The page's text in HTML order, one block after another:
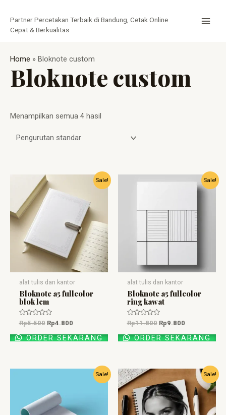
konten
Partner Percetakan Terbaik di Bandung, Cetak Online
Cepat & Berkualitas
Home » Bloknote custom
Bloknote custom
Menampilkan semua 4 hasil
Sale!
alat tulis dan kantor
Bloknote a5 fullcolor
blok lem
Dinilai
0
dari
5
Rp5.500
Harga
aslinya
adalah:
Rp4.800
adalah:
Rp4.800.
ORDER SEKARANG
Sale!
alat tulis dan kantor
Bloknote a5 fullcolor
ring kawat
Dinilai
0
dari
5
Rp11.800 Rp9.800
Harga
saat
Rp9.800.
ORDER SEKARANG
Sale!
Rp5.000.
Rp3.000.
Sale!
Harga
aslinya
adalah:
Rp8.700.
Harga
saat
ini
adalah:
Rp6.500.